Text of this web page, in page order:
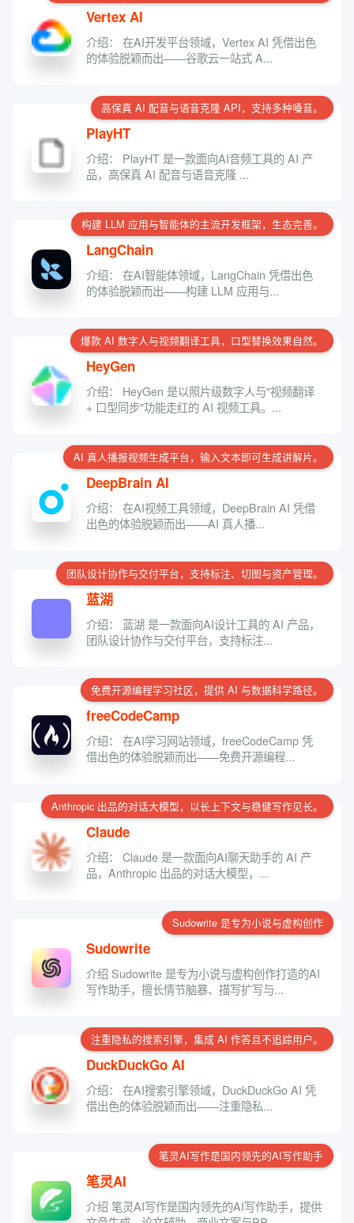
Vertex AI
介绍： 在AI开发平台领域，Vertex AI 凭借出色
的体验脱颖而出——谷歌云一站式 A...
高保真 AI 配音与语音克隆 API，支持多种嗓音。
PlayHT
介绍： PlayHT 是一款面向AI音频工具的 AI 产
品，高保真 AI 配音与语音克隆 ...
构建 LLM 应用与智能体的主流开发框架，生态完善。
LangChain
介绍： 在AI智能体领域，LangChain 凭借出色
的体验脱颖而出——构建 LLM 应用与...
爆款 AI 数字人与视频翻译工具，口型替换效果自然。
HeyGen
介绍： HeyGen 是以照片级数字人与"视频翻译
+ 口型同步"功能走红的 AI 视频工具。...
AI 真人播报视频生成平台，输入文本即可生成讲解片。
DeepBrain AI
介绍： 在AI视频工具领域，DeepBrain AI 凭借
出色的体验脱颖而出——AI 真人播...
团队设计协作与交付平台，支持标注、切图与资产管理。
蓝湖
介绍： 蓝湖 是一款面向AI设计工具的 AI 产品，
团队设计协作与交付平台，支持标注...
免费开源编程学习社区，提供 AI 与数据科学路径。
freeCodeCamp
介绍： 在AI学习网站领域，freeCodeCamp 凭
借出色的体验脱颖而出——免费开源编程...
Anthropic 出品的对话大模型，以长上下文与稳健写作见长。
Claude
介绍： Claude 是一款面向AI聊天助手的 AI 产
品，Anthropic 出品的对话大模型，...
Sudowrite 是专为小说与虚构创作
Sudowrite
介绍 Sudowrite 是专为小说与虚构创作打造的AI
写作助手，擅长情节脑暴、描写扩写与...
注重隐私的搜索引擎，集成 AI 作答且不追踪用户。
DuckDuckGo AI
介绍： 在AI搜索引擎领域，DuckDuckGo AI 凭
借出色的体验脱颖而出——注重隐私...
笔灵AI写作是国内领先的AI写作助手
笔灵AI
介绍 笔灵AI写作是国内领先的AI写作助手，提供